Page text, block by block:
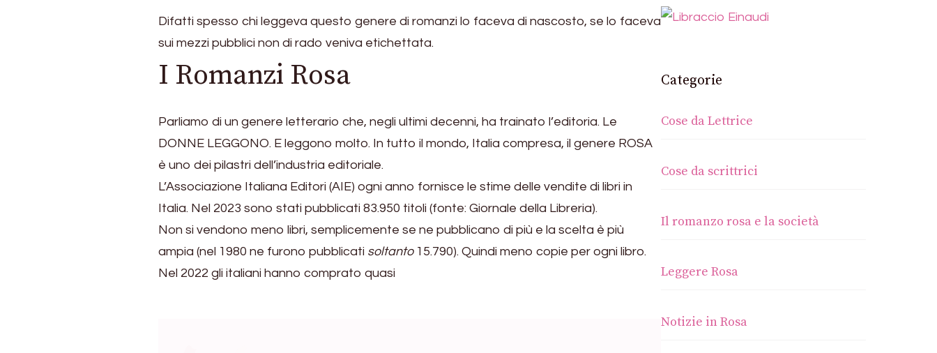
Difatti spesso chi leggeva questo genere di romanzi lo faceva di nascosto, se lo faceva
sui mezzi pubblici non di rado veniva etichettata.
I Romanzi Rosa
Parliamo di un genere letterario che, negli ultimi decenni, ha trainato l’editoria. Le
DONNE LEGGONO. E leggono molto. In tutto il mondo, Italia compresa, il genere ROSA
è uno dei pilastri dell’industria editoriale.
L’Associazione Italiana Editori (AIE) ogni anno fornisce le stime delle vendite di libri in
Italia. Nel 2023 sono stati pubblicati 83.950 titoli (fonte: Giornale della Libreria).
Non si vendono meno libri, semplicemente se ne pubblicano di più e la scelta è più
ampia (nel 1980 ne furono pubblicati soltanto15.790). Quindi meno copie per ogni libro.
Nel 2022 gli italiani hanno comprato quasi
Categorie
Cose da Lettrice
Cose da scrittrici
Il romanzo rosa e la società
Leggere Rosa
Notizie in Rosa